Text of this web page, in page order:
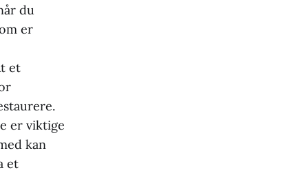
du
er
et
er viktige
kan
et